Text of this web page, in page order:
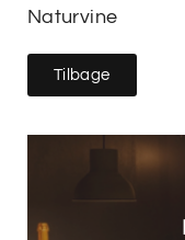
Naturvine
Tilbage